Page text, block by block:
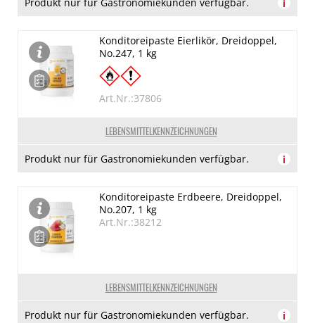
i
LEBENSMITTELKENNZEICHNUNGEN
Konditoreipaste Eierlikör, Dreidoppel,
No.247, 1 kg
Art.Nr.:37806
Produkt nur für Gastronomiekunden verfügbar. i
LEBENSMITTELKENNZEICHNUNGEN
Konditoreipaste Erdbeere, Dreidoppel,
No.207, 1 kg
Art.Nr.:38212
Produkt nur für Gastronomiekunden verfügbar. i